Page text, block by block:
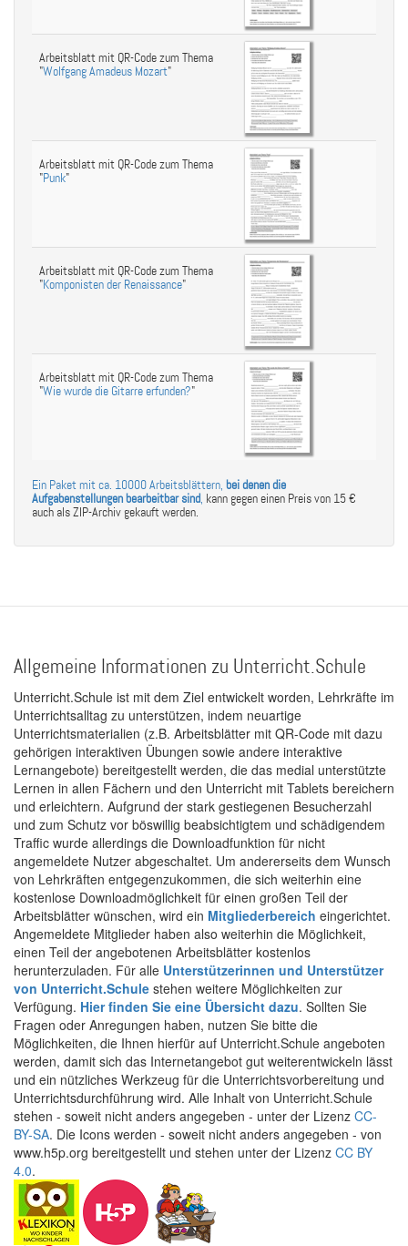
Arbeitsblatt mit QR-Code zum Thema
"Wolfgang Amadeus Mozart"
Arbeitsblatt mit QR-Code zum Thema
"Punk"
Arbeitsblatt mit QR-Code zum Thema
"Komponisten der Renaissance"
Arbeitsblatt mit QR-Code zum Thema
"Wie wurde die Gitarre erfunden?"
Ein Paket mit ca. 10000 Arbeitsblättern, bei denen die
Aufgabenstellungen bearbeitbar sind, kann gegen einen Preis von 15 €
auch als ZIP-Archiv gekauft werden.
Allgemeine Informationen zu Unterricht.Schule
Unterricht.Schule ist mit dem Ziel entwickelt worden, Lehrkräfte im
Unterrichtsalltag zu unterstützen, indem neuartige
Unterrichtsmaterialien (z.B. Arbeitsblätter mit QR-Code mit dazu
gehörigen interaktiven Übungen sowie andere interaktive
Lernangebote) bereitgestellt werden, die das medial unterstützte
Lernen in allen Fächern und den Unterricht mit Tablets bereichern
und erleichtern. Aufgrund der stark gestiegenen Besucherzahl
und zum Schutz vor böswillig beabsichtigtem und schädigendem
Traffic wurde allerdings die Downloadfunktion für nicht
angemeldete Nutzer abgeschaltet. Um andererseits dem Wunsch
von Lehrkräften entgegenzukommen, die sich weiterhin eine
kostenlose Downloadmöglichkeit für einen großen Teil der
Arbeitsblätter wünschen, wird ein Mitgliederbereich eingerichtet.
Angemeldete Mitglieder haben also weiterhin die Möglichkeit,
einen Teil der angebotenen Arbeitsblätter kostenlos
herunterzuladen. Für alle Unterstützerinnen und Unterstützer
von Unterricht.Schule stehen weitere Möglichkeiten zur
Verfügung. Hier finden Sie eine Übersicht dazu. Sollten Sie
Fragen oder Anregungen haben, nutzen Sie bitte die
Möglichkeiten, die Ihnen hierfür auf Unterricht.Schule angeboten
werden, damit sich das Internetangebot gut weiterentwickeln lässt
und ein nützliches Werkzeug für die Unterrichtsvorbereitung und
Unterrichtsdurchführung wird. Alle Inhalt von Unterricht.Schule
stehen - soweit nicht anders angegeben - unter der Lizenz CC-
BY-SA. Die Icons werden - soweit nicht anders angegeben - von
www.h5p.org bereitgestellt und stehen unter der Lizenz CC BY
4.0.